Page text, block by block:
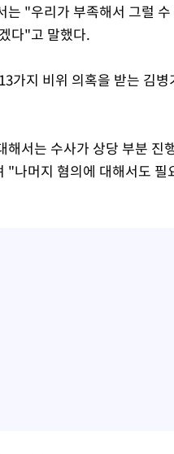
는 "우리가 부족해서 그럴
다"고 말했다.
가지 비위 의혹을 받는 김
해서는 수사가 상당 부분 진
"나머지 혐의에 대해서도